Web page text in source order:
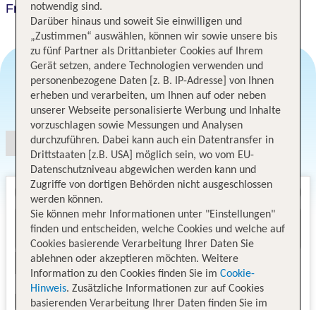
Frankfurt Marriott Hotel
Angebotsauswahl
notwendig sind.
Darüber hinaus und soweit Sie einwilligen und
„Zustimmen“ auswählen, können wir sowie unsere bis
zu fünf Partner als Drittanbieter Cookies auf Ihrem
Gerät setzen, andere Technologien verwenden und
personenbezogene Daten [z. B. IP-Adresse] von Ihnen
erheben und verarbeiten, um Ihnen auf oder neben
unserer Webseite personalisierte Werbung und Inhalte
vorzuschlagen sowie Messungen und Analysen
durchzuführen. Dabei kann auch ein Datentransfer in
Drittstaaten [z.B. USA] möglich sein, wo vom EU-
Datenschutzniveau abgewichen werden kann und
Zugriffe von dortigen Behörden nicht ausgeschlossen
werden können.
Sie können mehr Informationen unter "Einstellungen"
finden und entscheiden, welche Cookies und welche auf
Cookies basierende Verarbeitung Ihrer Daten Sie
ablehnen oder akzeptieren möchten. Weitere
Information zu den Cookies finden Sie im Cookie-
Hinweis. Zusätzliche Informationen zur auf Cookies
basierenden Verarbeitung Ihrer Daten finden Sie im